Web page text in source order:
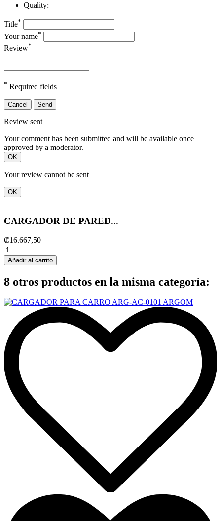
Quality:
Title*
Your name*
Review*
* Required fields
Cancel Send
Review sent
Your comment has been submitted and will be available once
approved by a moderator.
OK
Your review cannot be sent
OK
CARGADOR DE PARED...
₡16.667,50
Añadir al carrito
8 otros productos en la misma categoría: